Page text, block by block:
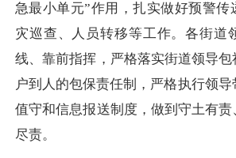
急最小单元”作用，扎实做好预警传
灾巡查、人员转移等工作。各街道
线、靠前指挥，严格落实街道领导
户到人的包保责任制，严格执行领
值守和信息报送制度，做到守土有
尽责。